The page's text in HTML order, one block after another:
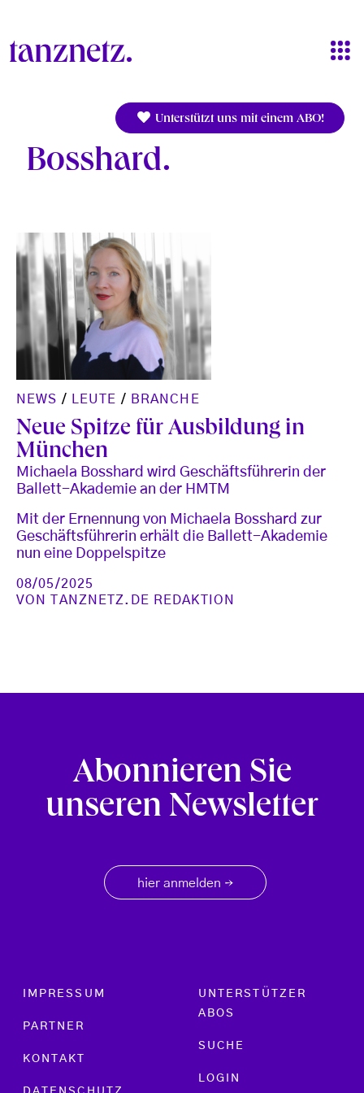
Unterstützt uns mit einem ABO!
Bosshard
NEWS / LEUTE / BRANCHE
Neue Spitze für Ausbildung in
München
Michaela Bosshard wird Geschäftsführerin der
Ballett-Akademie an der HMTM
Mit der Ernennung von Michaela Bosshard zur
Geschäftsführerin erhält die Ballett-Akademie
nun eine Doppelspitze
08/05/2025
VON
TANZNETZ.DE REDAKTION
Abonnieren Sie
unseren Newsletter
hier anmelden →
Footer menu
IMPRESSUM
PARTNER
KONTAKT
UNTERSTÜTZER
ABOS
SUCHE
LOGIN